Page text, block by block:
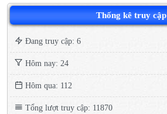
Thống kê truy cập
Đang truy cập: 6
Hôm nay: 24
Hôm qua: 112
Tổng lượt truy cập: 11870